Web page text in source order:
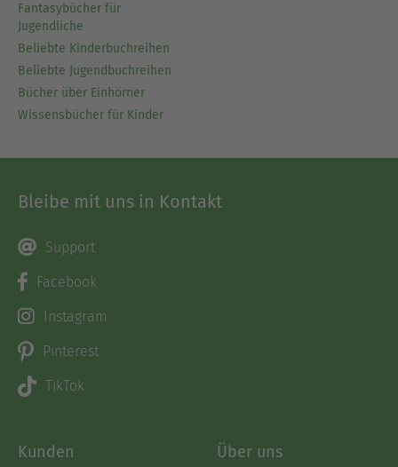
Fantasybücher für
Jugendliche
Beliebte Kinderbuchreihen
Beliebte Jugendbuchreihen
Bücher über Einhörner
Wissensbücher für Kinder
Bleibe mit uns in Kontakt
Support
Facebook
Instagram
Pinterest
TikTok
Kunden Über uns